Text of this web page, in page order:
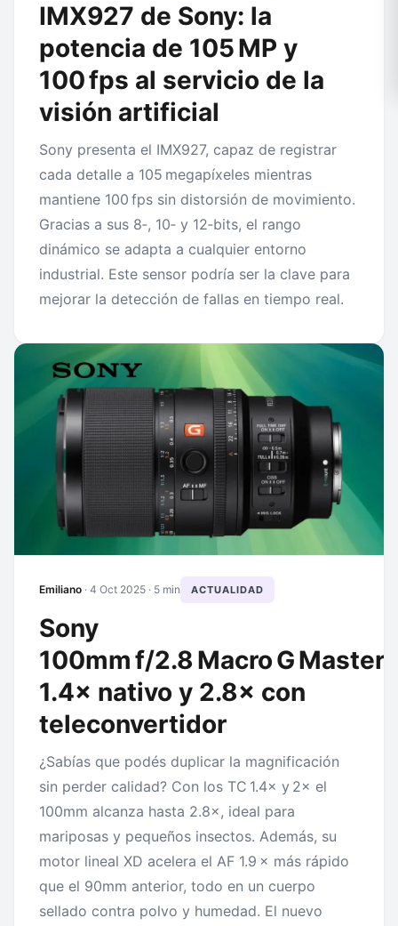
IMX927 de Sony: la
potencia de 105 MP y
100 fps al servicio de la
visión artificial
Sony presenta el IMX927, capaz de registrar
cada detalle a 105 megapíxeles mientras
mantiene 100 fps sin distorsión de movimiento.
Gracias a sus 8‑, 10‑ y 12‑bits, el rango
dinámico se adapta a cualquier entorno
industrial. Este sensor podría ser la clave para
mejorar la detección de fallas en tiempo real.
Emiliano · 4 Oct 2025 · 5 min ACTUALIDAD
Sony
100mm f/2.8 Macro G Master
1.4× nativo y 2.8× con
teleconvertidor
¿Sabías que podés duplicar la magnificación
sin perder calidad? Con los TC 1.4× y 2× el
100mm alcanza hasta 2.8×, ideal para
mariposas y pequeños insectos. Además, su
motor lineal XD acelera el AF 1.9 × más rápido
que el 90mm anterior, todo en un cuerpo
sellado contra polvo y humedad. El nuevo